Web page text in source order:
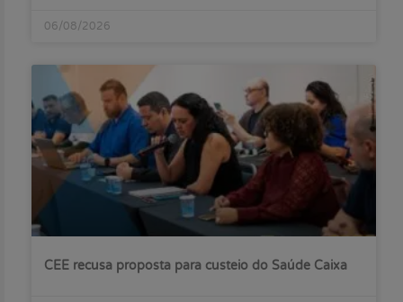
06/08/2026
CEE recusa proposta para custeio do Saúde Caixa